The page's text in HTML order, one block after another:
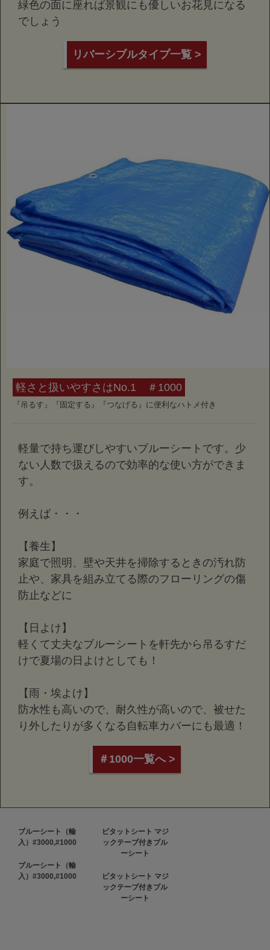
緑色の面に座れば景観にも優しいお花見になる
でしょう
リバーシブルタイプ一覧 >
軽さと扱いやすさはNo.1 ＃1000
『吊るす』『固定する』『つなげる』に便利なハトメ付き
軽量で持ち運びしやすいブルーシートです。少
ない人数で扱えるので効率的な使い方ができま
す。
例えば・・・
【養生】
家庭で照明、壁や天井を掃除するときの汚れ防
止や、家具を組み立てる際のフローリングの傷
防止などに
【日よけ】
軽くて丈夫なブルーシートを軒先から吊るすだ
けで夏場の日よけとしても！
【雨・埃よけ】
防水性も高いので、耐久性が高いので、被せた
り外したりが多くなる自転車カバーにも最適！
＃1000一覧へ >
ブルーシート（輸
入）#3000,#1000
ブルーシート（輸
入）#3000,#1000
ピタットシート マジ
ックテープ付きブル
ーシート
ピタットシート マジ
ックテープ付きブル
ーシート